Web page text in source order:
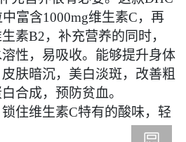
富含1000mg维生素C，再
素B2，补充营养的同时，
性，易吸收。能够提升身体
肤暗沉，美白淡斑，改善粗
合成，预防贫血。
住维生素C特有的酸味，轻